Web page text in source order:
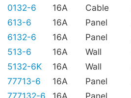
0132-6
16A Cable
613-6
16A Panel
6132-6
16A Panel
513-6
16A Wall
5132-6K
16A Wall
77713-6
16A Panel
777132-6
16A Panel